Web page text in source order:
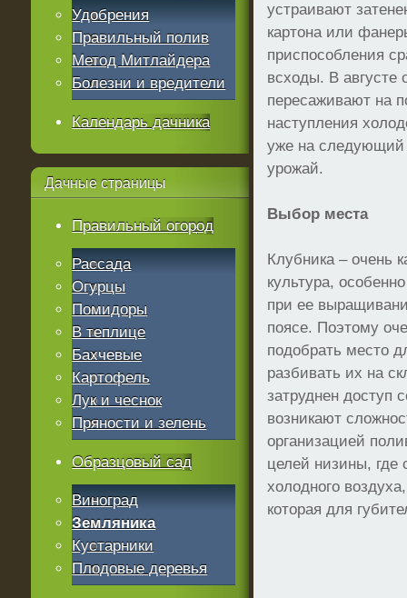
устраивают
картона или
приспособления
всходы. В августе
пересаживают на
наступления
уже на следующий
урожай.
Выбор места
Клубника – очень
культура,
при ее
поясе. Поэтому
подобрать место
разбивать их на
затруднен доступ
возникают
организацией
целей низины, где
холодного
которая для
Удобрения
Правильный полив
Метод Митлайдера
Болезни и вредители
Календарь дачника
Дачные страницы
Правильный огород
Рассада
Огурцы
Помидоры
В теплице
Бахчевые
Картофель
Лук и чеснок
Пряности и зелень
Образцовый сад
Виноград
Земляника
Кустарники
Плодовые деревья